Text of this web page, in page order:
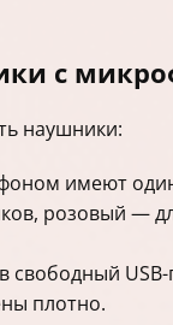
с
наушники:
имеют
розовый —
свободный USB-
плотно.